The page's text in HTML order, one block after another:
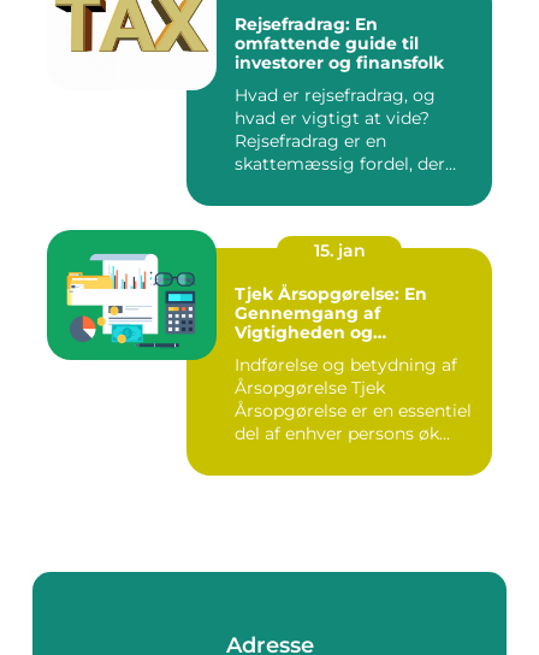
Rejsefradrag: En
omfattende guide til
investorer og finansfolk
Hvad er rejsefradrag, og
hvad er vigtigt at vide?
Rejsefradrag er en
skattemæssig fordel, der
15. jan
Tjek Årsopgørelse: En
Gennemgang af
Vigtigheden og
Indførelse og betydning af
Årsopgørelse Tjek
Årsopgørelse er en essentiel
del af enhver persons øk...
Adresse